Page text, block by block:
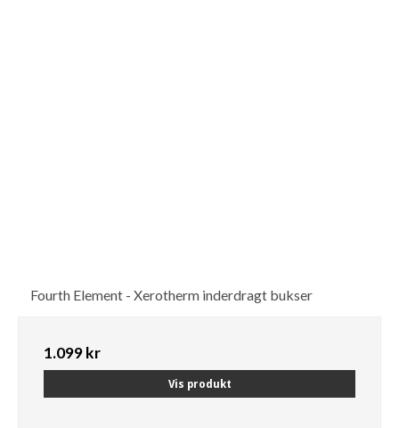
Fourth Element - Xerotherm inderdragt bukser
1.099 kr
Vis produkt